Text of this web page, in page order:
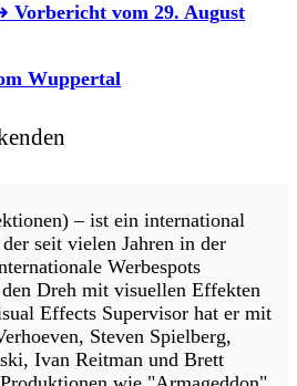
Vorbericht vom 29. August
Wuppertal
– ist ein international
seit vielen Jahren in der
Werbespots
Dreh mit visuellen Effekten
Effects Supervisor hat er mit
Steven Spielberg,
Ivan Reitman und Brett